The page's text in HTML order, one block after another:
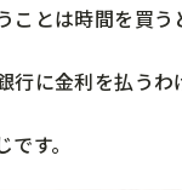
ことは時間を買う
行に金利を払うわ
す。